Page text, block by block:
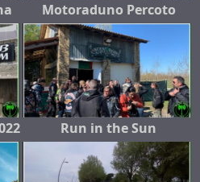
Motoraduno Percoto
Run in the Sun